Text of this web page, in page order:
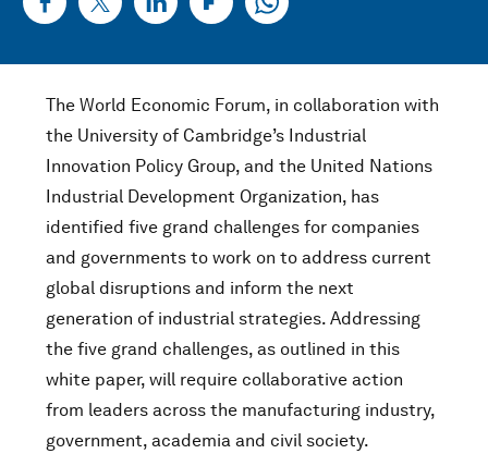
The World Economic Forum, in collaboration with
the University of Cambridge’s Industrial
Innovation Policy Group, and the United Nations
Industrial Development Organization, has
identified five grand challenges for companies
and governments to work on to address current
global disruptions and inform the next
generation of industrial strategies. Addressing
the five grand challenges, as outlined in this
white paper, will require collaborative action
from leaders across the manufacturing industry,
government, academia and civil society.